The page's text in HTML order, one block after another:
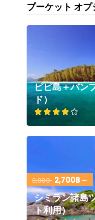
プーケット オ
ピピ島＋バン
ド）
3,800 2,700B～
シミラン諸島
ト利用）